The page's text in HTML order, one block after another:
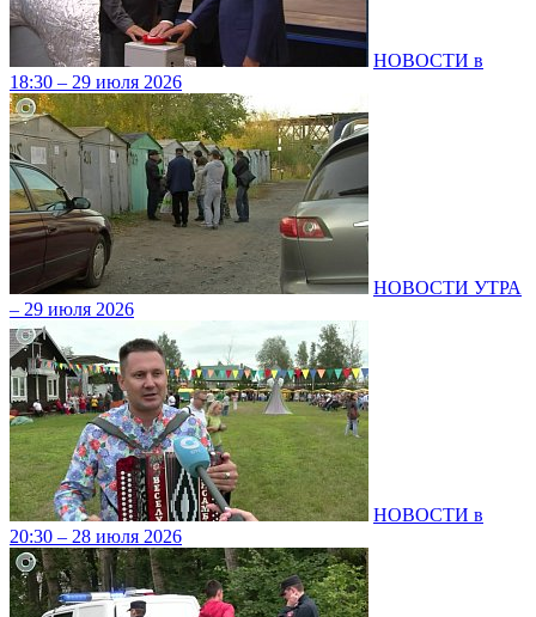
НОВОСТИ в
18:30 – 29 июля 2026
НОВОСТИ УТРА
– 29 июля 2026
НОВОСТИ в
20:30 – 28 июля 2026